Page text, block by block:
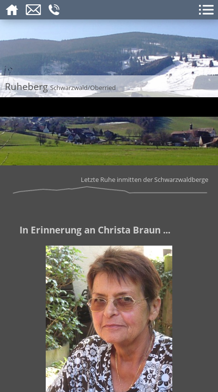
RuhebergSchwarzwald/Oberried
Letzte Ruhe inmitten der Schwarzwaldberge
In Erinnerung an Christa Braun ...